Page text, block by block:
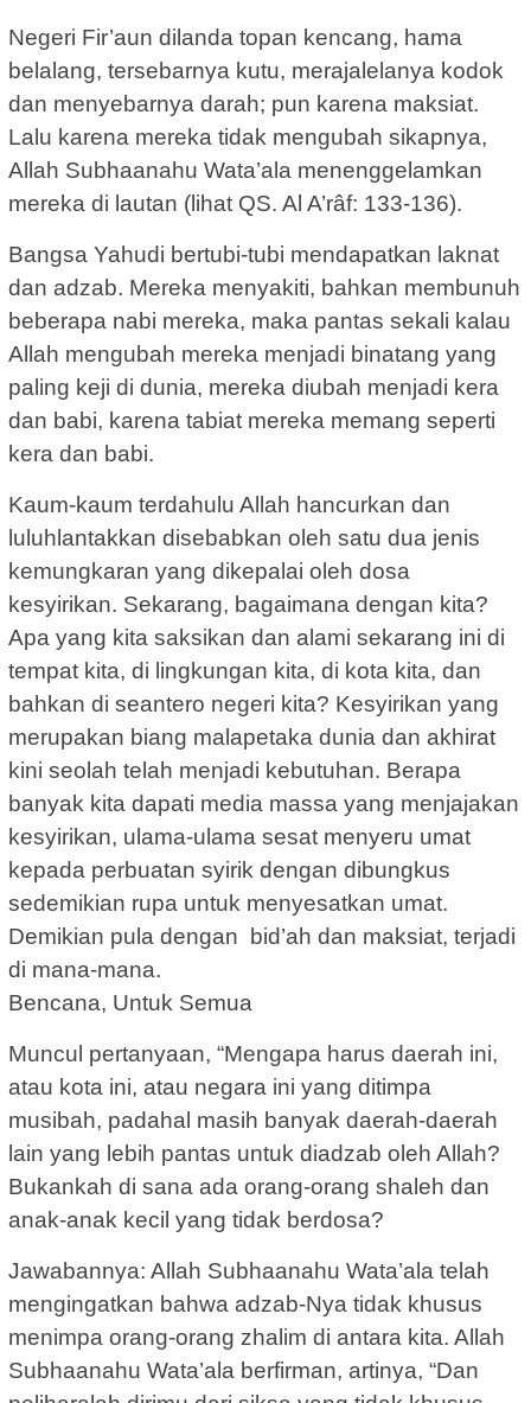
Negeri Fir’aun dilanda topan kencang, hama
belalang, tersebarnya kutu, merajalelanya kodok
dan menyebarnya darah; pun karena maksiat.
Lalu karena mereka tidak mengubah sikapnya,
Allah Subhaanahu Wata’ala menenggelamkan
mereka di lautan (lihat QS. Al A’râf: 133-136).
Bangsa Yahudi bertubi-tubi mendapatkan laknat
dan adzab. Mereka menyakiti, bahkan membunuh
beberapa nabi mereka, maka pantas sekali kalau
Allah mengubah mereka menjadi binatang yang
paling keji di dunia, mereka diubah menjadi kera
dan babi, karena tabiat mereka memang seperti
kera dan babi.
Kaum-kaum terdahulu Allah hancurkan dan
luluhlantakkan disebabkan oleh satu dua jenis
kemungkaran yang dikepalai oleh dosa
kesyirikan. Sekarang, bagaimana dengan kita?
Apa yang kita saksikan dan alami sekarang ini di
tempat kita, di lingkungan kita, di kota kita, dan
bahkan di seantero negeri kita? Kesyirikan yang
merupakan biang malapetaka dunia dan akhirat
kini seolah telah menjadi kebutuhan. Berapa
banyak kita dapati media massa yang menjajakan
kesyirikan, ulama-ulama sesat menyeru umat
kepada perbuatan syirik dengan dibungkus
sedemikian rupa untuk menyesatkan umat.
Demikian pula dengan bid’ah dan maksiat, terjadi
di mana-mana.
Bencana, Untuk Semua
Muncul pertanyaan, “Mengapa harus daerah ini,
atau kota ini, atau negara ini yang ditimpa
musibah, padahal masih banyak daerah-daerah
lain yang lebih pantas untuk diadzab oleh Allah?
Bukankah di sana ada orang-orang shaleh dan
anak-anak kecil yang tidak berdosa?
Jawabannya: Allah Subhaanahu Wata’ala telah
mengingatkan bahwa adzab-Nya tidak khusus
menimpa orang-orang zhalim di antara kita. Allah
Subhaanahu Wata’ala berfirman, artinya, “Dan